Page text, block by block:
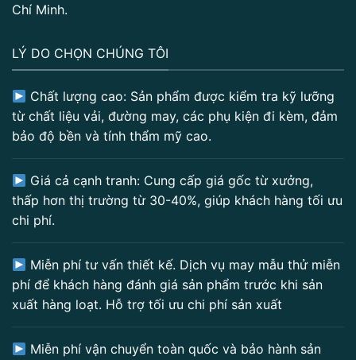
Chí Minh.
LÝ DO CHỌN CHÚNG TÔI
Chất lượng cao: Sản phẩm được kiểm tra kỹ lưỡng
từ chất liệu vải, đường may, các phụ kiện đi kèm, đảm
bảo độ bền và tính thẩm mỹ cao.
Giá cả cạnh tranh: Cung cấp giá gốc từ xưởng,
thấp hơn thị trường từ 30-40%, giúp khách hàng tối ưu
chi phí.
Miễn phí tư vấn thiết kế. Dịch vụ may mẫu thử miễn
phí để khách hàng đánh giá sản phẩm trước khi sản
xuất hàng loạt. Hỗ trợ tối ưu chi phí sản xuất
Miễn phí vận chuyển toàn quốc và bảo hành sản